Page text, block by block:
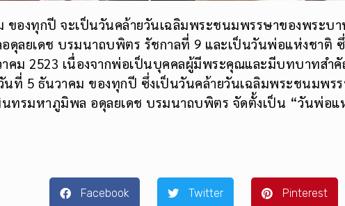
ของทุกปี จะเป็นวันคล้ายวันเฉลิมพระชนมพรรษาของพระบ
ลยเดช บรมนาถบพิตร รัชกาลที่ 9 และเป็นวันพ่อแห่งชาติ
คม 2523 เนื่องจากพ่อเป็นบุคคลผู้มีพระคุณและมีบทบาทสำ
นที่ 5 ธันวาคม ของทุกปี ซึ่งเป็นวันคล้ายวันเฉลิมพระชนมพร
ทรมหาภูมิพล อดุลยเดช บรมนาถบพิตร จัดตั้งเป็น “วันพ่อแ
Facebook Twitter Pinterest